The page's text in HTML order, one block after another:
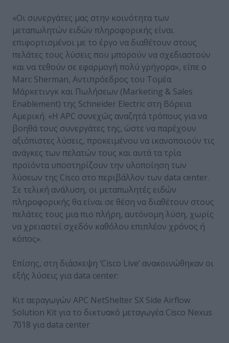
«Οι συνεργάτες μας στην κοινότητα των
μεταπωλητών ειδών πληροφορικής είναι
επιφορτισμένοι με το έργο να διαθέτουν στους
πελάτες τους λύσεις που μπορούν να σχεδιαστούν
και να τεθούν σε εφαρμογή πολύ γρήγορα», είπε ο
Marc Sherman, Αντιπρόεδρος του Τομέα
Μάρκετινγκ και Πωλήσεων (Marketing & Sales
Enablement) της Schneider Electric στη Βόρεια
Αμερική. «Η APC συνεχώς αναζητά τρόπους για να
βοηθά τους συνεργάτες της, ώστε να παρέχουν
αξιόπιστες λύσεις, προκειμένου να ικανοποιούν τις
ανάγκες των πελατών τους και αυτά τα τρία
προϊόντα υποστηρίζουν την υλοποίηση των
λύσεων της Cisco στο περιβάλλον των data center.
Σε τελική ανάλυση, οι μεταπωλητές ειδών
πληροφορικής θα είναι σε θέση να διαθέτουν στους
πελάτες τους μια πιο πλήρη, αυτόνομη λύση, χωρίς
να χρειαστεί σχεδόν καθόλου επιπλέον χρόνος ή
κόπος».
Επίσης, στη διάσκεψη ‘Cisco Live’ ανακοινώθηκαν οι
εξής λύσεις για data center:
Κιτ αεραγωγών APC NetShelter SX Side Airflow
Solution Kit για το δικτυακό μεταγωγέα Cisco Nexus
7018 για data center